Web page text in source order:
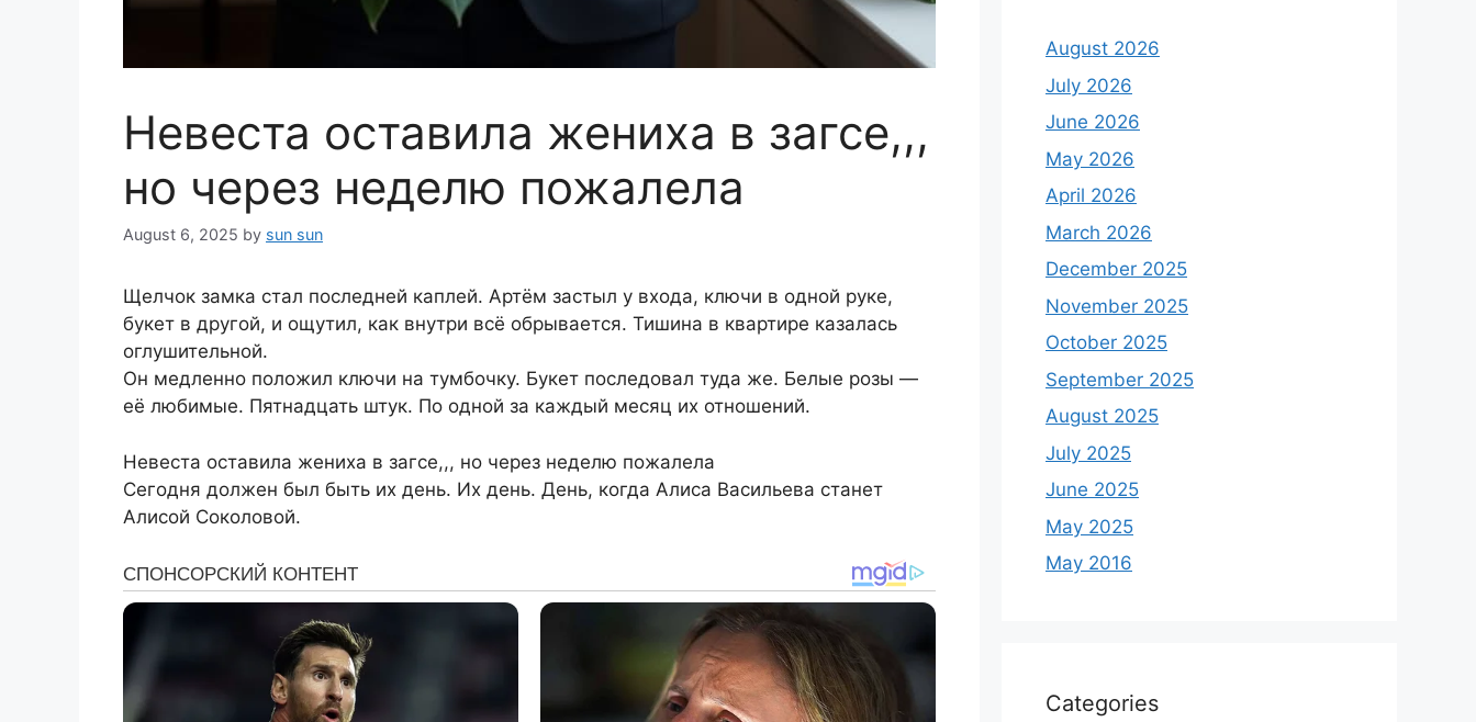
Невеста оставила жениха в загсе,,,
но через неделю пожалела
August 6, 2025 by sun sun
Щелчок замка стал последней каплей. Артём застыл у входа, ключи в одной руке,
букет в другой, и ощутил, как внутри всё обрывается. Тишина в квартире казалась
оглушительной.
Он медленно положил ключи на тумбочку. Букет последовал туда же. Белые розы —
её любимые. Пятнадцать штук. По одной за каждый месяц их отношений.
Невеста оставила жениха в загсе,,, но через неделю пожалела
Сегодня должен был быть их день. Их день. День, когда Алиса Васильева станет
Алисой Соколовой.
August 2026
July 2026
June 2026
May 2026
April 2026
March 2026
December 2025
November 2025
October 2025
September 2025
August 2025
July 2025
June 2025
May 2025
May 2016
Categories